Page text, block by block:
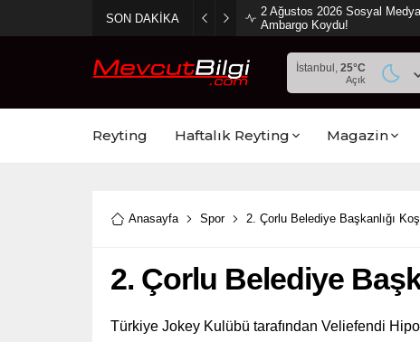
SON DAKİKA
2 Ağustos 2026 Sosyal
Ambargo Koydu!
İstanbul, 25°C
Açık
Reyting Haftalık Reyting Magazin
Anasayfa Spor 2. Çorlu Belediye Başkanlığı
2. Çorlu Belediye
Türkiye Jokey Kulübü tarafından Veliefendi